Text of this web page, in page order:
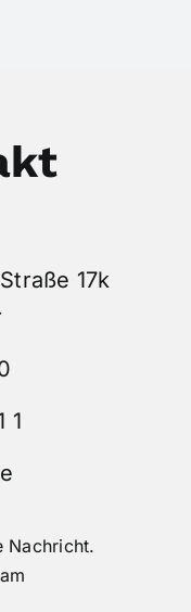
17k
1
Nachricht.